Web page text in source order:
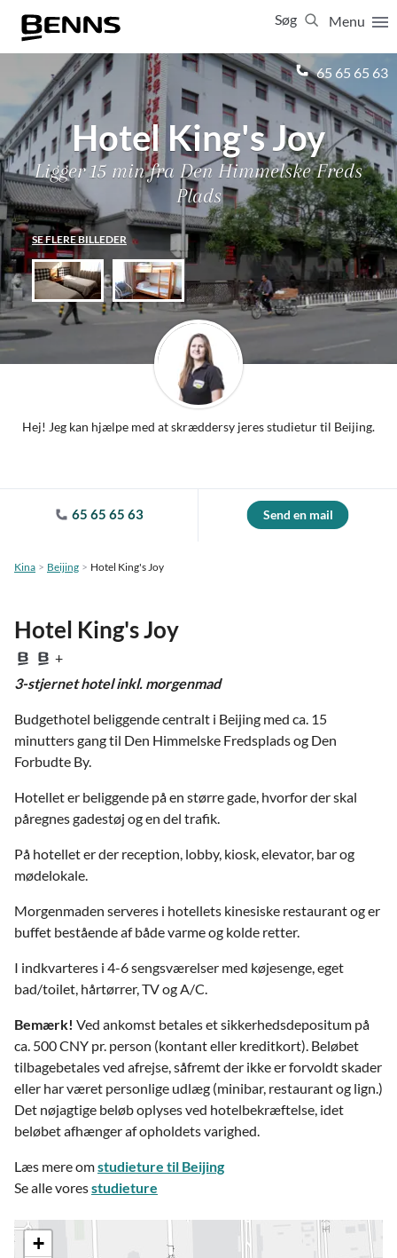
Menu
Søg
65 65 65 63
Hotel King's Joy
Ligger 15 min fra Den Himmelske Freds
Plads
SE FLERE BILLEDER
Hej! Jeg kan hjælpe med at skræddersy jeres studietur til Beijing.
65 65 65 63 Send en mail
Kina Beijing Hotel King's Joy
Hotel King's Joy
+
3-stjernet hotel inkl. morgenmad
Budgethotel beliggende centralt i Beijing med ca. 15
minutters gang til Den Himmelske Fredsplads og Den
Forbudte By.
Hotellet er beliggende på en større gade, hvorfor der skal
påregnes gadestøj og en del trafik.
På hotellet er der reception, lobby, kiosk, elevator, bar og
mødelokale.
Morgenmaden serveres i hotellets kinesiske restaurant og er
buffet bestående af både varme og kolde retter.
I indkvarteres i 4-6 sengsværelser med køjesenge, eget
bad/toilet, hårtørrer, TV og A/C.
Bemærk! Ved ankomst betales et sikkerhedsdepositum på
ca. 500 CNY pr. person (kontant eller kreditkort). Beløbet
tilbagebetales ved afrejse, såfremt der ikke er forvoldt skader
eller har været personlige udlæg (minibar, restaurant og lign.)
Det nøjagtige beløb oplyses ved hotelbekræftelse, idet
beløbet afhænger af opholdets varighed.
Læs mere omstudieture til Beijing
Se alle voresstudieture
+
Luk
Vis resultater for: Alle
Ferierejser
Firma- og temarejser
Studierejser